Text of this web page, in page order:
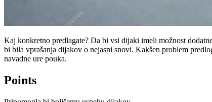
Kaj konkretno predlagate? Da bi vsi dijaki imeli možnost
bi bila vprašanja dijakov o nejasni snovi. Kakšen problem
navadne ure pouka.
Points